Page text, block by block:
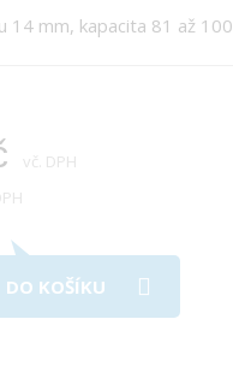
14 mm, kapacita 81 až
vč. DPH
DO KOŠÍKU